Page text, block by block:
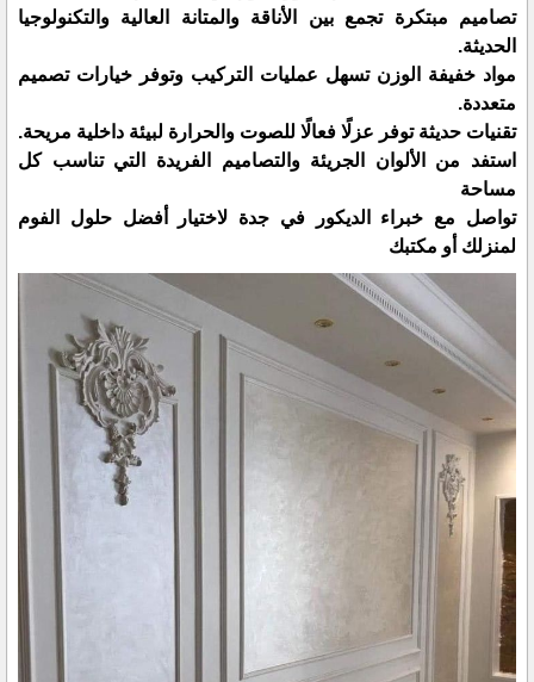
تصاميم مبتكرة تجمع بين الأناقة والمتانة العالية والتكنولوجيا
الحديثة.
مواد خفيفة الوزن تسهل عمليات التركيب وتوفر خيارات تصميم
متعددة.
تقنيات حديثة توفر عزلًا فعالًا للصوت والحرارة لبيئة داخلية مريحة.
استفد من الألوان الجريئة والتصاميم الفريدة التي تناسب كل
مساحة
تواصل مع خبراء الديكور في جدة لاختيار أفضل حلول الفوم
لمنزلك أو مكتبك